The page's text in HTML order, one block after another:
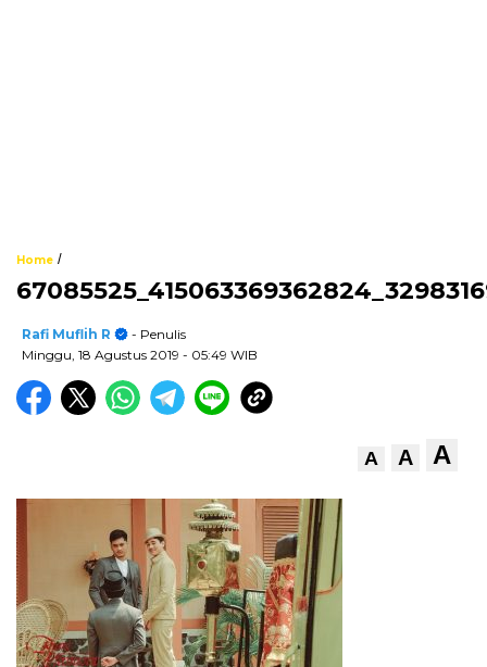
Home /
Rafi Muflih R
- Penulis
Minggu, 18 Agustus 2019 - 05:49 WIB
A A A